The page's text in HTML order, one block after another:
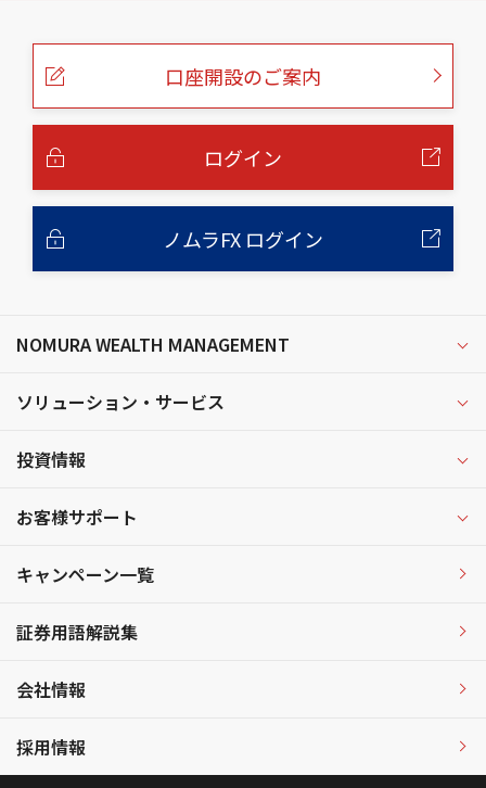
こ
口座開設のご案内
ログイン
ノムラFX ログイン
NOMURA WEALTH MANAGEMENT
ソリューション・サービス
投資情報
お客様サポート
キャンペーン一覧
証券用語解説集
会社情報
採用情報